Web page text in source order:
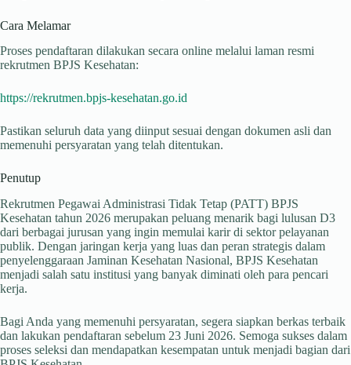
Cara Melamar
Proses pendaftaran dilakukan secara online melalui laman resmi
rekrutmen BPJS Kesehatan:
https://rekrutmen.bpjs-kesehatan.go.id
Pastikan seluruh data yang diinput sesuai dengan dokumen asli dan
memenuhi persyaratan yang telah ditentukan.
Penutup
Rekrutmen Pegawai Administrasi Tidak Tetap (PATT) BPJS
Kesehatan tahun 2026 merupakan peluang menarik bagi lulusan D3
dari berbagai jurusan yang ingin memulai karir di sektor pelayanan
publik. Dengan jaringan kerja yang luas dan peran strategis dalam
penyelenggaraan Jaminan Kesehatan Nasional, BPJS Kesehatan
menjadi salah satu institusi yang banyak diminati oleh para pencari
kerja.
Bagi Anda yang memenuhi persyaratan, segera siapkan berkas terbaik
dan lakukan pendaftaran sebelum 23 Juni 2026. Semoga sukses dalam
proses seleksi dan mendapatkan kesempatan untuk menjadi bagian dari